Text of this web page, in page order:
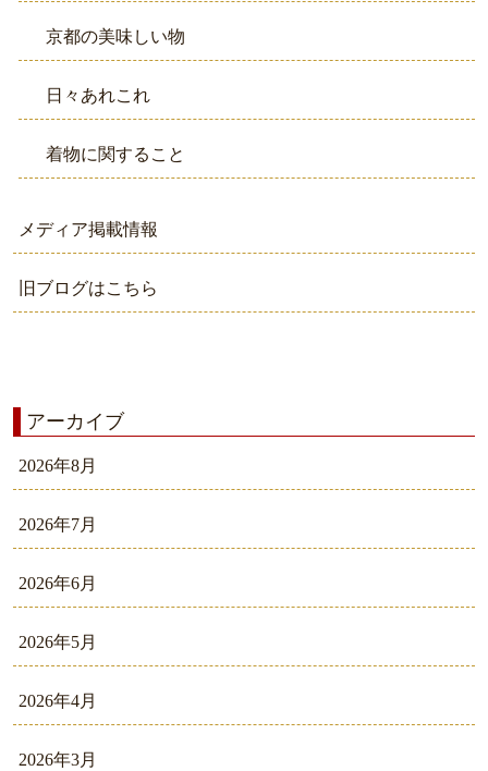
京都の美味しい物
日々あれこれ
着物に関すること
メディア掲載情報
旧ブログはこちら
アーカイブ
2026年8月
2026年7月
2026年6月
2026年5月
2026年4月
2026年3月